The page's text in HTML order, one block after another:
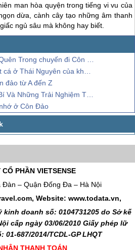
man hòa quyện trong tiếng vi vu của
dừa, cành cây tạo những âm thanh
ngủ sâu mà không hay biết.
Trong chuyến đi Côn Đảo
Nguyên của khách thăm quan
đảo từ A đến Z
Những Trải Nghiệm Thú Vị
ở Côn Đảo
CỔ PHẦN VIETSENSE
Đàn – Quận Đống Đa – Hà Nội
Website: www.todata.vn,
doanh số: 0104731205 do Sở kế
cấp ngày 03/06/2010 Giấy phép lữ
01-687/2014/TCDL-GP LHQT
THANH TOÁN